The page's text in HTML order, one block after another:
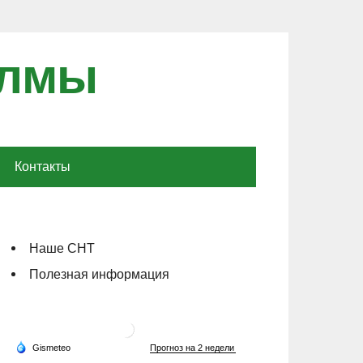
Контакты
Наше СНТ
Полезная информация